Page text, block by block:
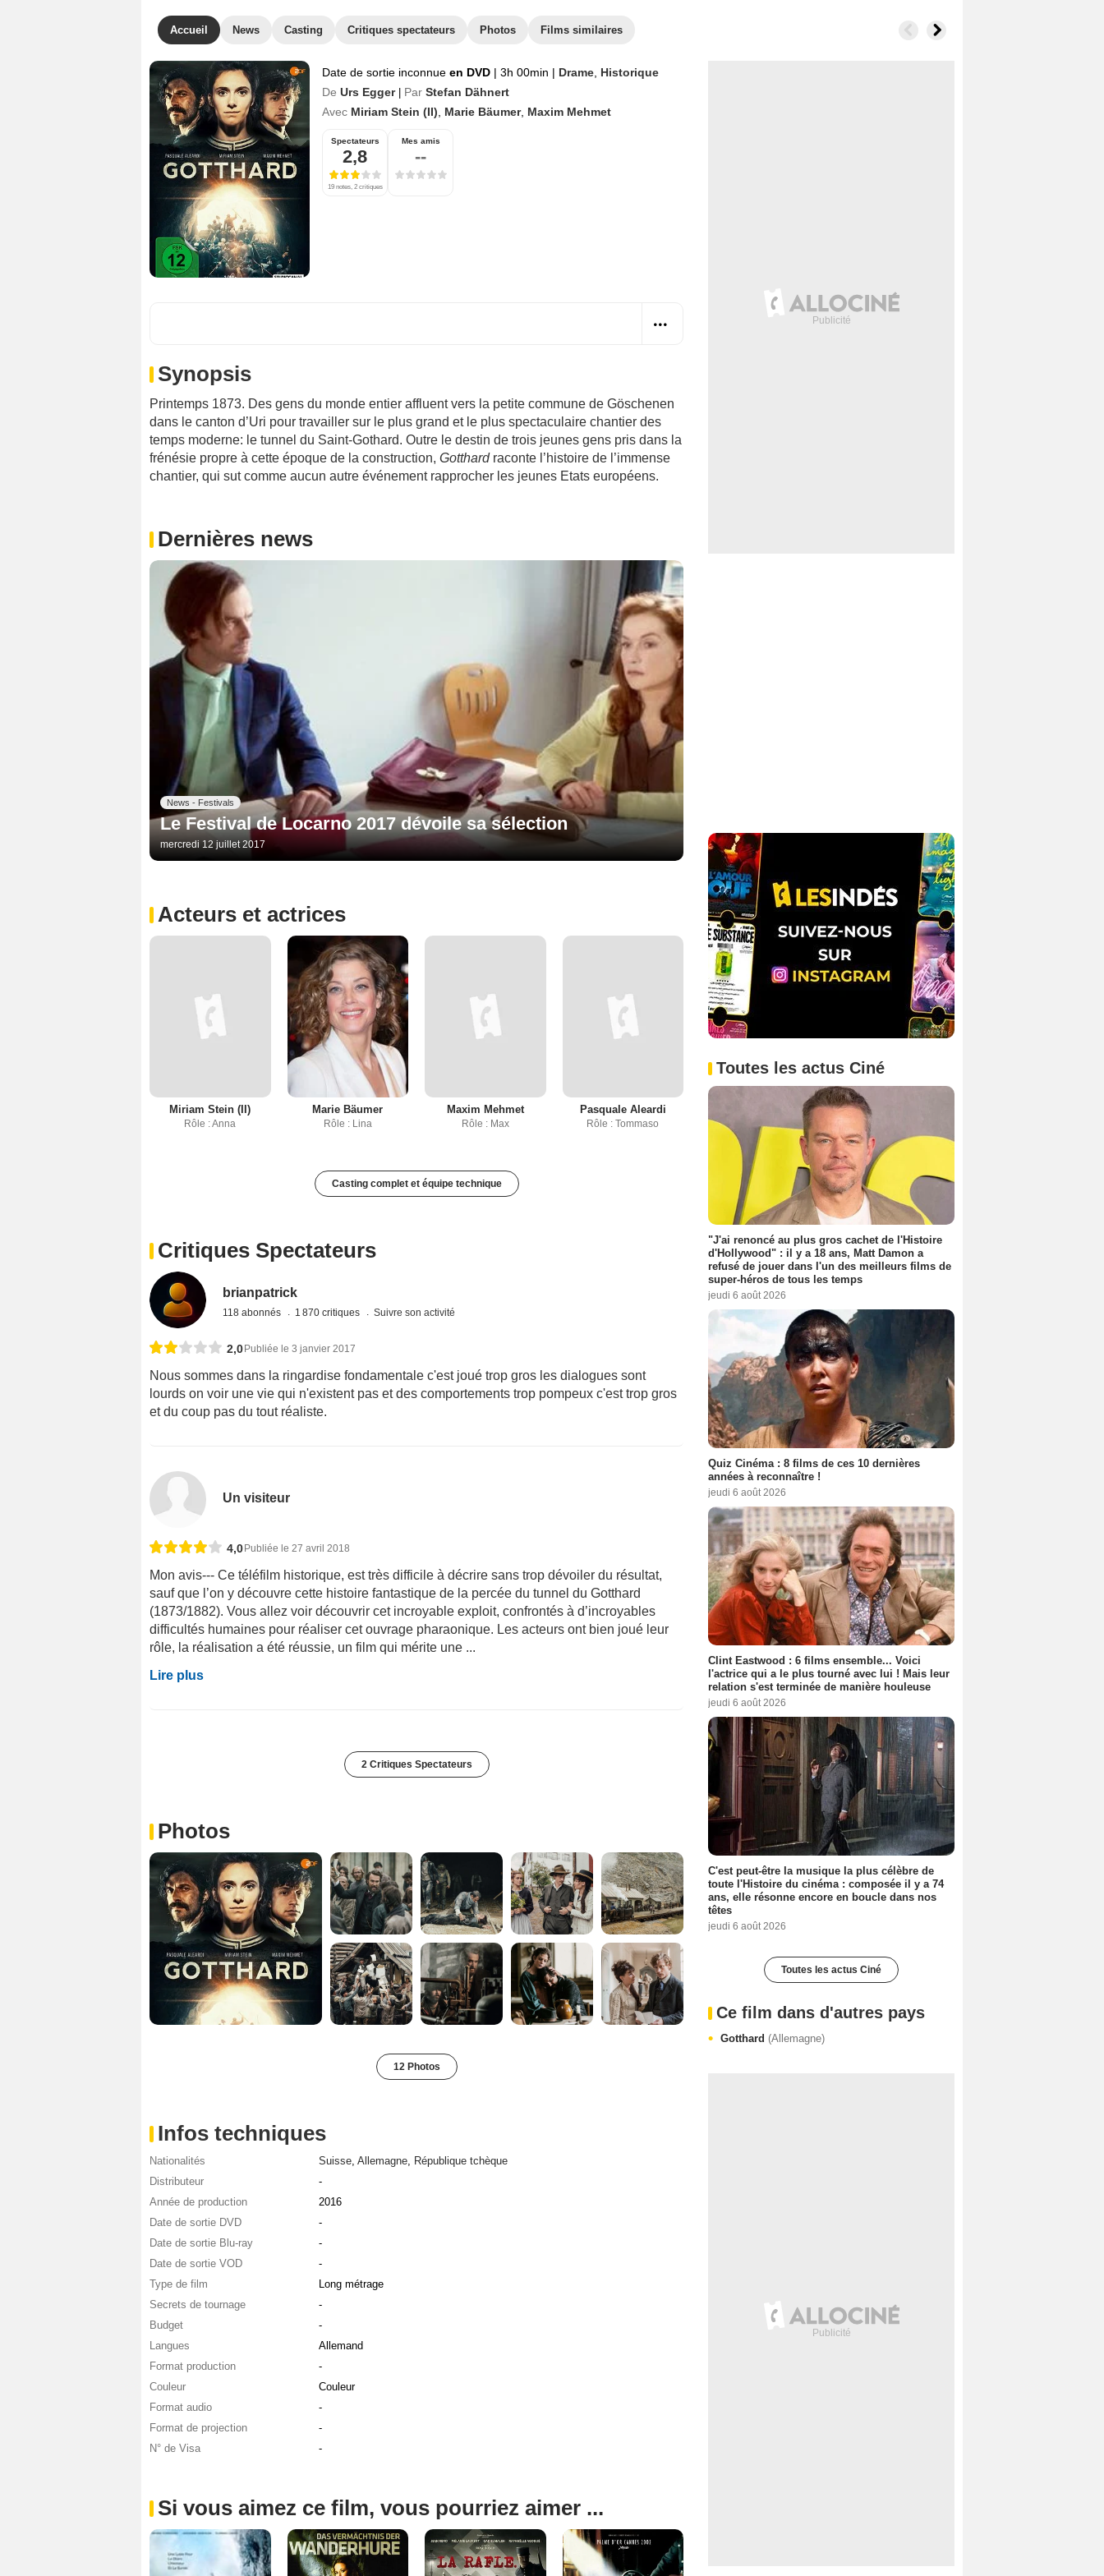
Accueil News Casting Critiques spectateurs Photos Films similaires
Date de sortie inconnue en DVD | 3h 00min | Drame Historique
De Urs Egger Par Stefan Dähnert
Avec Miriam Stein (II) Marie Bäumer, Maxim Mehmet
Spectateurs
2,8
19 notes, 2 critiques
Mes amis
--
Synopsis
Printemps 1873. Des gens du monde entier affluent vers la petite commune de Göschenen
dans le canton d’Uri pour travailler sur le plus grand et le plus spectaculaire chantier des
temps moderne: le tunnel du Saint-Gothard. Outre le destin de trois jeunes gens pris dans la
frénésie propre à cette époque de la construction, Gotthardraconte l’histoire de l’immense
chantier, qui sut comme aucun autre événement rapprocher les jeunes Etats européens.
Dernières news
News - Festivals
Le Festival de Locarno 2017 dévoile sa sélection
mercredi 12 juillet 2017
Acteurs et actrices
Miriam Stein (II)
Rôle : Anna
Marie Bäumer
Rôle : Lina
Maxim Mehmet
Rôle : Max
Pasquale Aleardi
Rôle : Tommaso
Casting complet et équipe technique
Critiques Spectateurs
brianpatrick
118 abonnés 1 870 critiques Suivre son activité
2,0Publiée le 3 janvier 2017
Nous sommes dans la ringardise fondamentale c'est joué trop gros les dialogues sont
lourds on voir une vie qui n'existent pas et des comportements trop pompeux c'est trop gros
et du coup pas du tout réaliste.
Un visiteur
4,0Publiée le 27 avril 2018
Mon avis--- Ce téléfilm historique, est très difficile à décrire sans trop dévoiler du résultat,
sauf que l’on y découvre cette histoire fantastique de la percée du tunnel du Gotthard
(1873/1882). Vous allez voir découvrir cet incroyable exploit, confrontés à d’incroyables
difficultés humaines pour réaliser cet ouvrage pharaonique. Les acteurs ont bien joué leur
rôle, la réalisation a été réussie, un film qui mérite une ...
Lire plus
2 Critiques Spectateurs
Photos
12 Photos
Infos techniques
Nationalités Suisse, Allemagne, République tchèque
Distributeur
-
Année de production
2016
Date de sortie DVD
-
Date de sortie Blu-ray
-
Date de sortie VOD
-
Type de film
Long métrage
Secrets de tournage
-
Budget
-
Langues
Allemand
Format production
-
Couleur
Couleur
Format audio
-
Format de projection
-
N° de Visa
-
Si vous aimez ce film, vous pourriez aimer ...
Toutes les actus Ciné
"J'ai renoncé au plus gros cachet de l'Histoire
d'Hollywood" : il y a 18 ans, Matt Damon a
refusé de jouer dans l'un des meilleurs films de
super-héros de tous les temps
jeudi 6 août 2026
Quiz Cinéma : 8 films de ces 10 dernières
années à reconnaître !
jeudi 6 août 2026
Clint Eastwood : 6 films ensemble... Voici
l'actrice qui a le plus tourné avec lui ! Mais leur
relation s'est terminée de manière houleuse
jeudi 6 août 2026
C'est peut-être la musique la plus célèbre de
toute l'Histoire du cinéma : composée il y a 74
ans, elle résonne encore en boucle dans nos
têtes
jeudi 6 août 2026
Toutes les actus Ciné
Ce film dans d'autres pays
Gotthard (Allemagne)